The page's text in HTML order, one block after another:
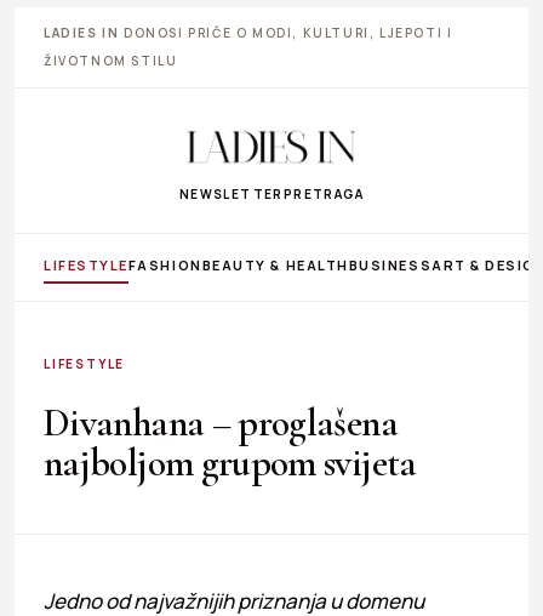
LADIES IN DONOSI PRIČE O MODI, KULTURI, LJEPOTI I
ŽIVOTNOM STILU
NEWSLETTER PRETRAGA
LIFESTYLEFASHIONBEAUTY & HEALTHBUSINESS ART &
LIFESTYLE
Divanhana – proglašena
najboljom grupom svijeta
Jedno od najvažnijih priznanja u domenu